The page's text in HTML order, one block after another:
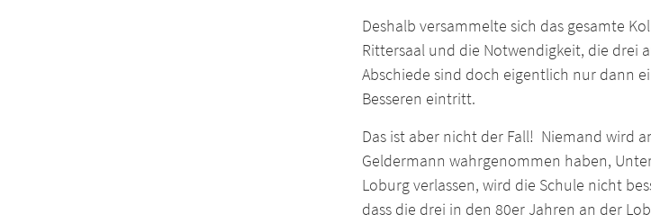
Deshalb versammelte sich das gesamte
Rittersaal und die Notwendigkeit, die drei
Abschiede sind doch eigentlich nur dann
Besseren eintritt.
Das ist aber nicht der Fall! Niemand wird
Geldermann wahrgenommen haben,
Loburg verlassen, wird die Schule nicht
dass die drei in den 80er Jahren an der